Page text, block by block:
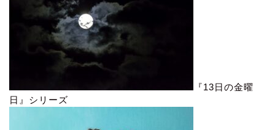
『13日の金曜
日』シリーズ